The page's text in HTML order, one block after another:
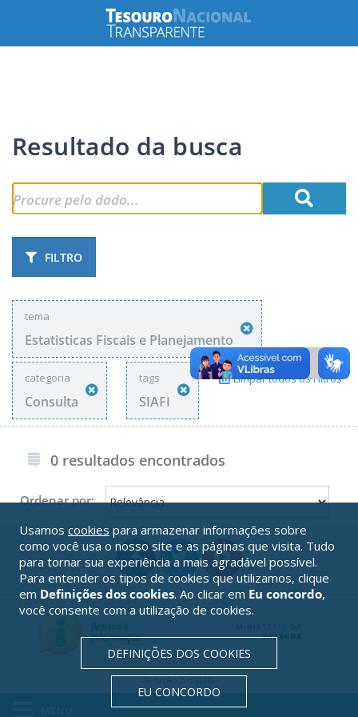
Resultado da busca
FILTRO
tema
Estatisticas Fiscais e Planejamento
categoria
Consulta
tags
SIAFI
Limpar todos os Filtros
0 resultados encontrados
Ordenar por:
SoluçãoSerpro
Usamos cookies para armazenar informações sobre
como você usa o nosso site e as páginas que visita. Tudo
para tornar sua experiência a mais agradável possível.
Para entender os tipos de cookies que utilizamos, clique
em Definições dos cookies. Ao clicar em Eu concordo,
você consente com a utilização de cookies.
DEFINIÇÕES DOS COOKIES
EU CONCORDO